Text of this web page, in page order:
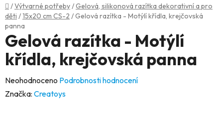
Domů
/Výtvarné potřeby/Gelová, silikonová razítka dekorativní a pro
děti /15x20 cm CS-2 /Gelová razítka - Motýlí křídla, krejčovská
panna
Gelová razítka - Motýlí
křídla, krejčovská panna
Průměrné
hodnocení
Neohodnoceno Podrobnosti hodnocení
Značka: Creatoys